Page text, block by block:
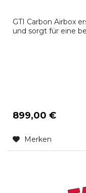
GTI Carbon Airbox
und sorgt für eine
899,00 €
Merken